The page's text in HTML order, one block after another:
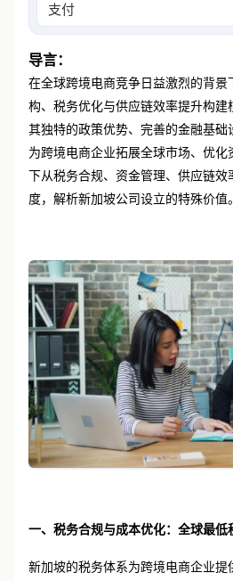
支付、供应链效率及品牌国际化
导言：
在全球跨境电商竞争日益激烈的背景
构、税务优化与供应链效率提升构建
其独特的政策优势、完善的金融基础
为跨境电商企业拓展全球市场、优化
下从税务合规、资金管理、供应链
度，解析新加坡公司设立的特殊价值。
一、税务合规与成本优化：全球最低
新加坡的税务体系为跨境电商企业提